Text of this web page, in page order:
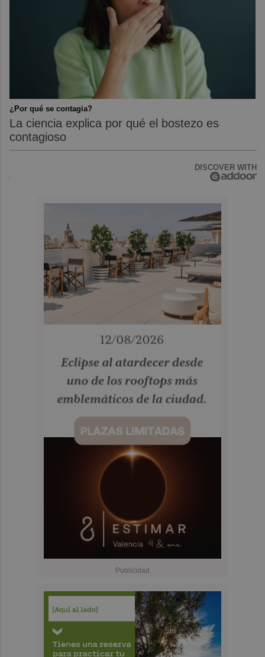
¿Por qué se contagia?
La ciencia explica por qué el bostezo es
contagioso
DISCOVER WITH